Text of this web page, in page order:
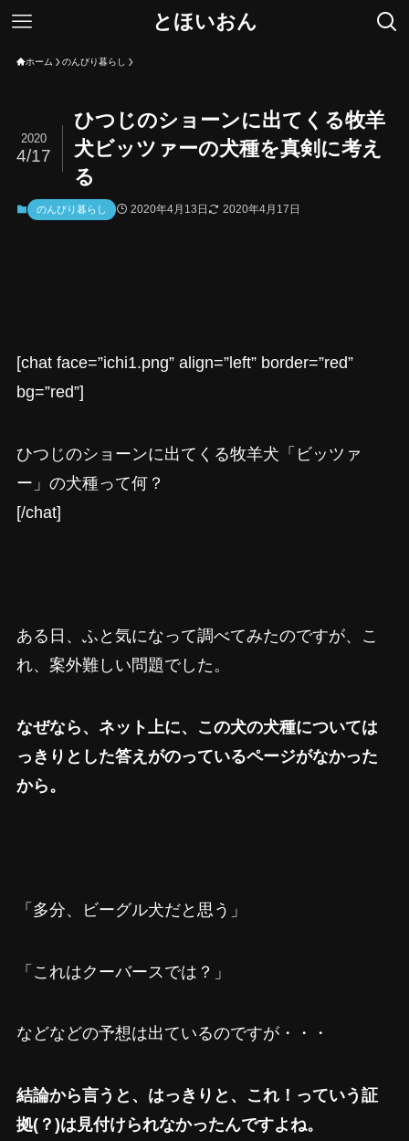
とほいおん
ホーム のんびり暮らし
ひつじのショーンに出てくる牧羊
犬ビッツァーの犬種を真剣に考え
る
2020
4/17
のんびり暮らし 2020年4月13日 2020年4月17日
[chat face=”ichi1.png” align=”left” border=”red”
bg=”red”]
ひつじのショーンに出てくる牧羊犬「ビッツァ
ー」の犬種って何？
[/chat]
ある日、ふと気になって調べてみたのですが、こ
れ、案外難しい問題でした。
なぜなら、ネット上に、この犬の犬種については
っきりとした答えがのっているページがなかった
から。
「多分、ビーグル犬だと思う」
「これはクーバースでは？」
などなどの予想は出ているのですが・・・
結論から言うと、はっきりと、これ！っていう証
拠(？)は見付けられなかったんですよね。